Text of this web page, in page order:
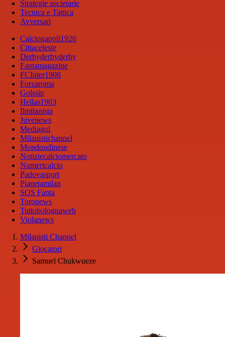
Strategie societarie
Tecnica e Tattica
Avversari
Calcionapoli1926
Cittaceleste
Derbyderbyderby
Fantamagazine
FCInter1908
Forzaroma
Golssip
Hellas1903
Ilmilanista
Juvenews
Mediagol
Milanistichannel
Mondoudinese
Notiziecalciomercato
Numericalcio
Padovasport
Pianetamilan
SOS Fanta
Toronews
Tuttobolognaweb
Violanews
Milanisti Channel
Giocatori
Samuel Chukwueze